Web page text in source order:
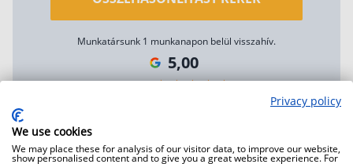
Munkatársunk 1 munkanapon belül visszahív.
5,00
Privacy policy
We use cookies
We may place these for analysis of our visitor data, to improve our website,
show personalised content and to give you a great website experience. For